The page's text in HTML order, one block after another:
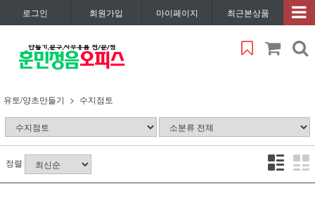
로그인 회원가입 마이페이지 최근본상품
유토/양초만들기 수지점토
정렬